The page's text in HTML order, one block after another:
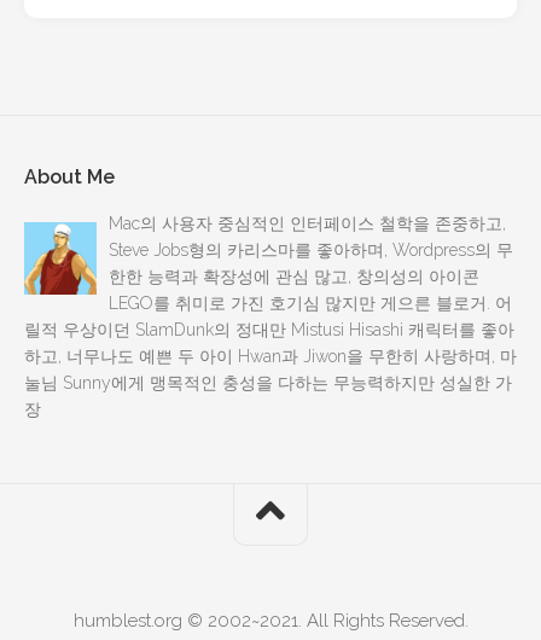
About Me
Mac의 사용자 중심적인 인터페이스 철학을 존중하고,
Steve Jobs형의 카리스마를 좋아하며, Wordpress의 무
한한 능력과 확장성에 관심 많고, 창의성의 아이콘
LEGO를 취미로 가진 호기심 많지만 게으른 블로거. 어
릴적 우상이던 SlamDunk의 정대만 Mistusi Hisashi 캐릭터를 좋아
하고, 너무나도 예쁜 두 아이 Hwan과 Jiwon을 무한히 사랑하며, 마
눌님 Sunny에게 맹목적인 충성을 다하는 무능력하지만 성실한 가
장
humblest.org © 2002~2021. All Rights Reserved.